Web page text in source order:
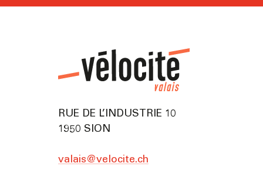
RUE DE L’INDUSTRIE 10
1950 SION
valais@velocite.ch